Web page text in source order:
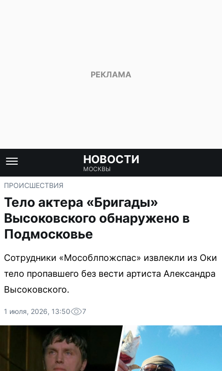
НОВОСТИ
МОСКВЫ
ПРОИСШЕСТВИЯ
Тело актера «Бригады»
Высоковского обнаружено в
Подмосковье
Сотрудники «Мособлпожспас» извлекли из Оки
тело пропавшего без вести артиста Александра
Высоковского.
1 июля, 2026, 13:50 7